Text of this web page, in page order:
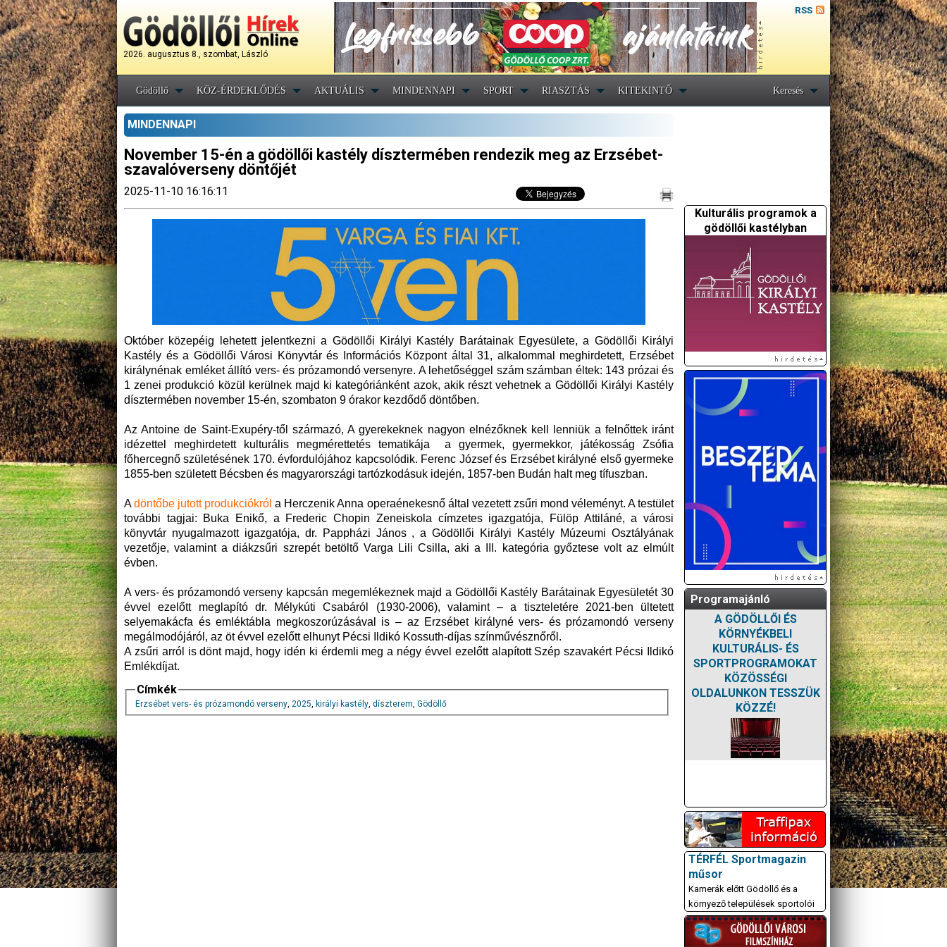
2026. augusztus 8., szombat, László
RSS
Gödöllő KÖZ-ÉRDEKLŐDÉS AKTUÁLIS MINDENNAPI SPORT RIASZTÁS KITEKINTŐ Keresés
MINDENNAPI
November 15-én a gödöllői kastély dísztermében rendezik meg az Erzsébet-
szavalóverseny döntőjét
2025-11-10 16:16:11
Október közepéig lehetett jelentkezni a Gödöllői Királyi Kastély Barátainak Egyesülete, a Gödöllői Királyi
Kastély és a Gödöllői Városi Könyvtár és Információs Központ által 31, alkalommal meghirdetett, Erzsébet
királynénak emléket állító vers- és prózamondó versenyre. A lehetőséggel szám számban éltek: 143 prózai és
1 zenei produkció közül kerülnek majd ki kategóriánként azok, akik részt vehetnek a Gödöllői Királyi Kastély
dísztermében november 15-én, szombaton 9 órakor kezdődő döntőben.
Az Antoine de Saint-Exupéry-től származó, A gyerekeknek nagyon elnézőknek kell lenniük a felnőttek iránt
idézettel meghirdetett kulturális megmérettetés tematikája a gyermek, gyermekkor, játékosság Zsófia
főhercegnő születésének 170. évfordulójához kapcsolódik. Ferenc József és Erzsébet királyné első gyermeke
1855-ben született Bécsben és magyarországi tartózkodásuk idején, 1857-ben Budán halt meg tífuszban.
Adöntőbe jutott produkciókról a Herczenik Anna operaénekesnő által vezetett zsűri mond véleményt. A testület
további tagjai: Buka Enikő, a Frederic Chopin Zeneiskola címzetes igazgatója, Fülöp Attiláné, a városi
könyvtár nyugalmazott igazgatója, dr. Pappházi János , a Gödöllői Királyi Kastély Múzeumi Osztályának
vezetője, valamint a diákzsűri szrepét betöltő Varga Lili Csilla, aki a III. kategória győztese volt az elmúlt
évben.
A vers- és prózamondó verseny kapcsán megemlékeznek majd a Gödöllői Kastély Barátainak Egyesületét 30
évvel ezelőtt meglapító dr. Mélykúti Csabáról (1930-2006), valamint – a tiszteletére 2021-ben ültetett
selyemakácfa és emléktábla megkoszorúzásával is – az Erzsébet királyné vers- és prózamondó verseny
megálmodójáról, az öt évvel ezelőtt elhunyt Pécsi Ildikó Kossuth-díjas színművésznőről.
A zsűri arról is dönt majd, hogy idén ki érdemli meg a négy évvel ezelőtt alapított Szép szavakért Pécsi Ildikó
Emlékdíjat.
Címkék
Erzsébet vers- és prózamondó verseny, 2025, királyi kastély, díszterem, Gödöllő
Kulturális programok a
gödöllői kastélyban
Programajánló
A GÖDÖLLŐI ÉS
KÖRNYÉKBELI
KULTURÁLIS- ÉS
SPORTPROGRAMOKAT
KÖZÖSSÉGI
OLDALUNKON TESSZÜK
KÖZZÉ!
TÉRFÉL Sportmagazin
műsor
Kamerák előtt Gödöllő és a
környező települések sportolói